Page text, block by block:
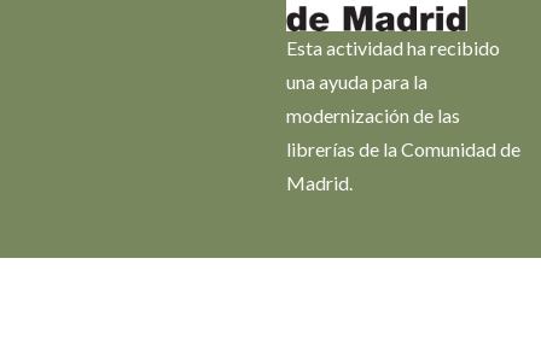
Esta actividad ha recibido
una ayuda para la
modernización de las
librerías de la Comunidad de
Madrid.